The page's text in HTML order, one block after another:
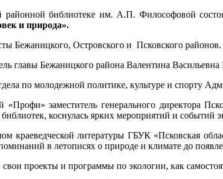
библиотеке им. А.П. Философовой
и природа».
Бежаницкого, Островского и Псковского районов.
главы Бежаницкого района Валентина
по молодежной политике, культуре и спорту
заместитель генерального директора
коснулась ярких мероприятий и событий
краеведческой литературы ГБУК «Псковская
в летописях о природе и климате до
проекты и программы по экологии, как